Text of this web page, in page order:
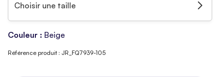
Choisir une taille
Couleur : Beige
Référence produit : JR_FQ7939-105